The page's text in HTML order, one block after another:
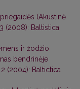
(Akustinė
(2008): Baltistica
ir žodžio
bendrinėje
(2004): Baltictica